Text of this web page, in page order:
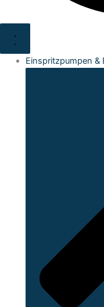
Einspritzpumpen &